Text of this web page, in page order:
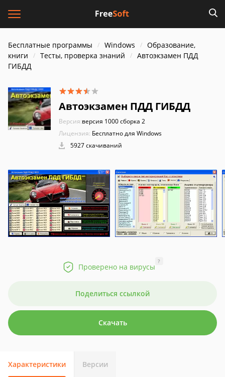
Бесплатные программы Windows
Образование,
книги
Тесты, проверка знаний
Автоэкзамен ПДД
ГИБДД
Автоэкзамен ПДД ГИБДД
Версия:версия 1000 сборка 2
Лицензия: Бесплатно для Windows
5927 скачиваний
Проверено на вирусы
?
Поделиться ссылкой
Скачать
Характеристики Версии